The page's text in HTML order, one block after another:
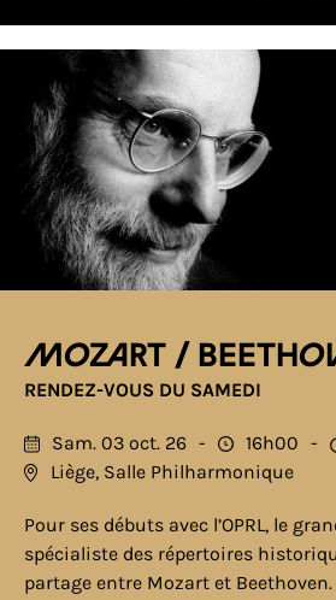
Mozart /
RENDEZ-VOUS DU SAMEDI
Sam. 03 oct. 26 16h00
Liège, Salle Philharmonique
Pour ses débuts avec l’OPRL, le
spécialiste des répertoires
partage entre Mozart et Beethoven.